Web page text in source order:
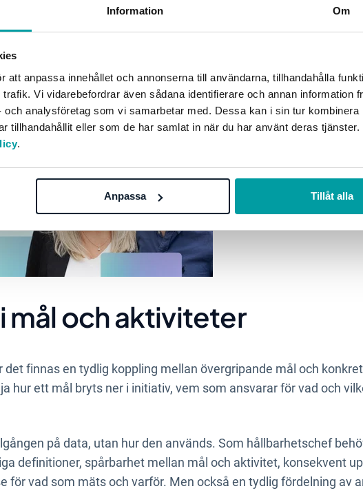
Information Om
att anpassa innehållet och annonserna till användarna, tillhandahålla
Vi vidarebefordrar även sådana identifierare och annan information
analysföretag som vi samarbetar med. Dessa kan i sin tur kombinera
tillhandahållit eller som de har samlat in när du har använt deras tjänster.
.
Anpassa Tillåt alla
rör sig samlat mot samma mål, säger Cecilia.
mål och aktiviteter
finnas en tydlig koppling mellan övergripande mål och
hur ett mål bryts ner i initiativ, vem som ansvarar för vad och
på data, utan hur den används. Som hållbarhetschef
definitioner, spårbarhet mellan mål och aktivitet, konsekvent
för vad som mäts och varför. Men också en tydlig fördelning av